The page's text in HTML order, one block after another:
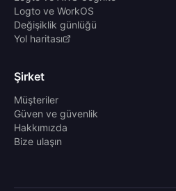
Logto ve WorkOS
Değişiklik günlüğü
Yol haritası
Şirket
Müşteriler
Güven ve güvenlik
Hakkımızda
Bize ulaşın